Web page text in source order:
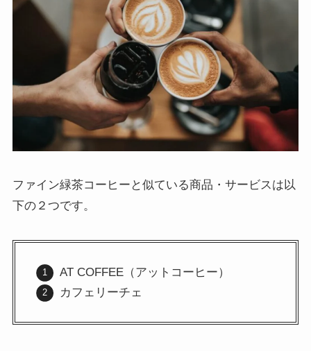
ファイン緑茶コーヒーと似ている商品・サービスは以
下の２つです。
AT COFFEE（アットコーヒー）
カフェリーチェ